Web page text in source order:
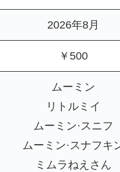
2026年8月
￥500
ムーミン
リトルミイ
ムーミン·スニフ
ムーミン·スナフキ
ミムラねえさん